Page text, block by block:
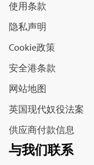
使用条款
隐私声明
Cookie政策
安全港条款
网站地图
英国现代奴役法案
供应商付款信息
与我们联系